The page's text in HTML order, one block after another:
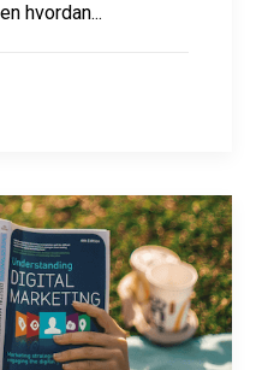
hvordan...